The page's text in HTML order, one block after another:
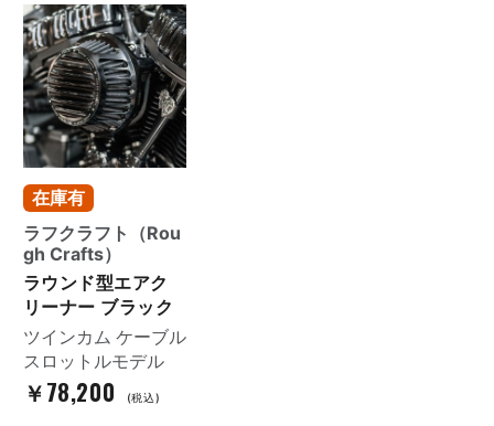
在庫有
ラフクラフト（Rou
gh Crafts）
ラウンド型エアク
リーナー ブラック
ツインカム ケーブル
スロットルモデル
￥78,200 (税込)